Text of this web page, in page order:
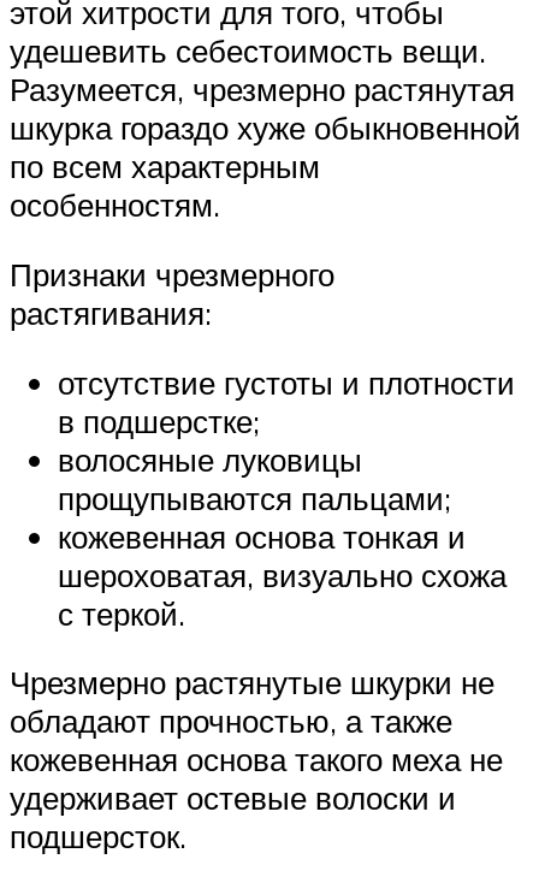
этой хитрости для того, чтобы
удешевить себестоимость вещи.
Разумеется, чрезмерно растянутая
шкурка гораздо хуже обыкновенной
по всем характерным
особенностям.
Признаки чрезмерного
растягивания:
отсутствие густоты и плотности
в подшерстке;
волосяные луковицы
прощупываются пальцами;
кожевенная основа тонкая и
шероховатая, визуально схожа
с теркой.
Чрезмерно растянутые шкурки не
обладают прочностью, а также
кожевенная основа такого меха не
удерживает остевые волоски и
подшерсток.